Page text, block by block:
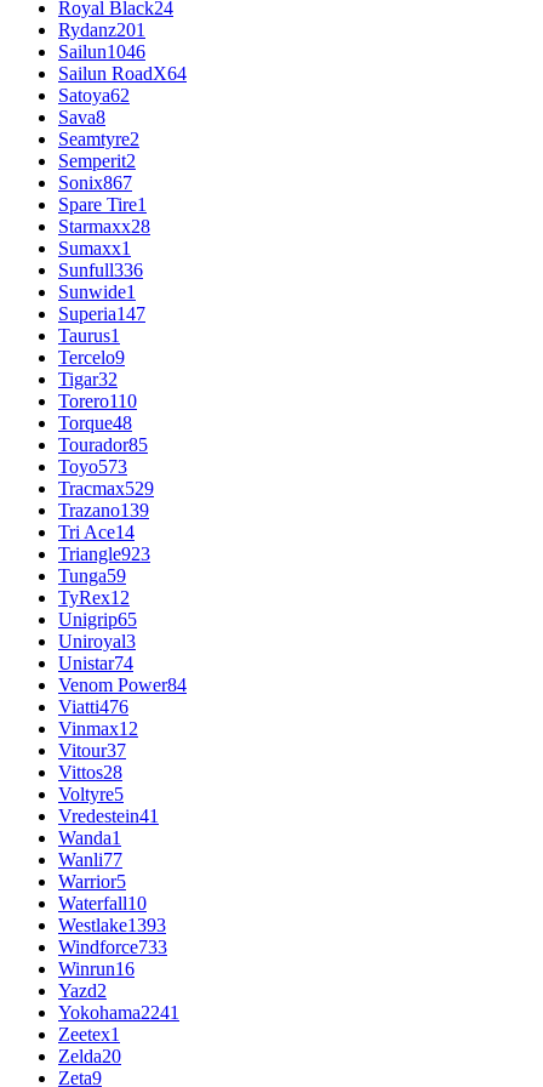
Royal Black24
Rydanz201
Sailun1046
Sailun RoadX64
Satoya62
Sava8
Seamtyre2
Semperit2
Sonix867
Spare Tire1
Starmaxx28
Sumaxx1
Sunfull336
Sunwide1
Superia147
Taurus1
Tercelo9
Tigar32
Torero110
Torque48
Tourador85
Toyo573
Tracmax529
Trazano139
Tri Ace14
Triangle923
Tunga59
TyRex12
Unigrip65
Uniroyal3
Unistar74
Venom Power84
Viatti476
Vinmax12
Vitour37
Vittos28
Voltyre5
Vredestein41
Wanda1
Wanli77
Warrior5
Waterfall10
Westlake1393
Windforce733
Winrun16
Yazd2
Yokohama2241
Zeetex1
Zelda20
Zeta9